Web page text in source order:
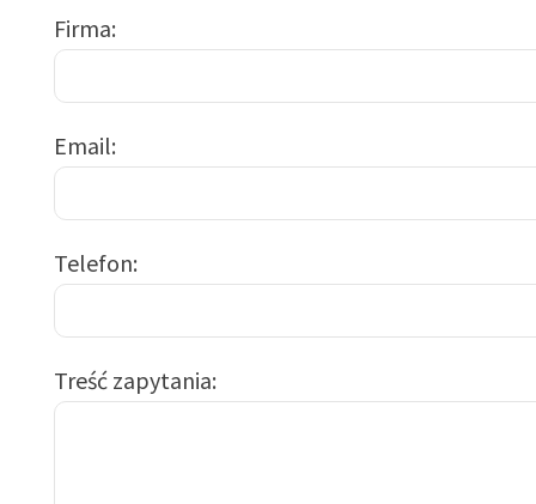
Firma
Email
Telefon
Treść zapytania